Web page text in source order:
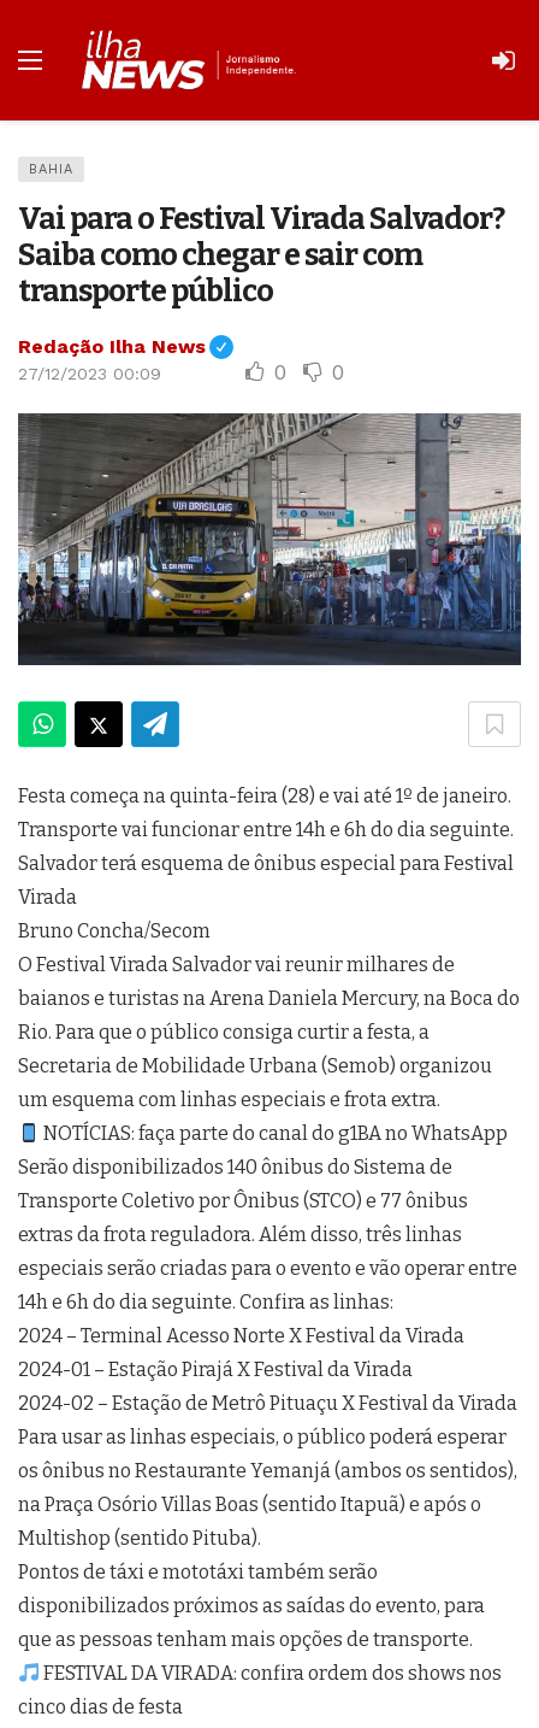
BAHIA
Vai para o Festival Virada Salvador?
Saiba como chegar e sair com
transporte público
Redação Ilha News
27/12/2023 00:09 0 0
Festa começa na quinta-feira (28) e vai até 1º de janeiro.
Transporte vai funcionar entre 14h e 6h do dia seguinte.
Salvador terá esquema de ônibus especial para Festival
Virada
Bruno Concha/Secom
O Festival Virada Salvador vai reunir milhares de
baianos e turistas na Arena Daniela Mercury, na Boca do
Rio. Para que o público consiga curtir a festa, a
Secretaria de Mobilidade Urbana (Semob) organizou
um esquema com linhas especiais e frota extra.
NOTÍCIAS: faça parte do canal do g1BA no WhatsApp
Serão disponibilizados 140 ônibus do Sistema de
Transporte Coletivo por Ônibus (STCO) e 77 ônibus
extras da frota reguladora. Além disso, três linhas
especiais serão criadas para o evento e vão operar entre
14h e 6h do dia seguinte. Confira as linhas:
2024 – Terminal Acesso Norte X Festival da Virada
2024-01 – Estação Pirajá X Festival da Virada
2024-02 – Estação de Metrô Pituaçu X Festival da Virada
Para usar as linhas especiais, o público poderá esperar
os ônibus no Restaurante Yemanjá (ambos os sentidos),
na Praça Osório Villas Boas (sentido Itapuã) e após o
Multishop (sentido Pituba).
Pontos de táxi e mototáxi também serão
disponibilizados próximos as saídas do evento, para
que as pessoas tenham mais opções de transporte.
FESTIVAL DA VIRADA: confira ordem dos shows nos
cinco dias de festa